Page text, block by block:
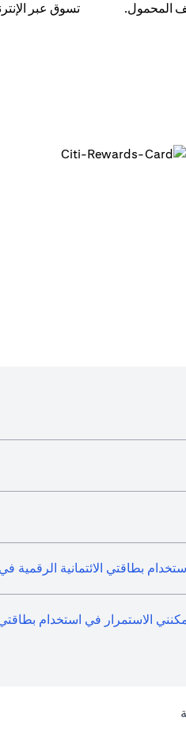
المحمول.
تسوق عبر
بطاقتي الائتمانية الرقمية
الاستمرار في استخدام